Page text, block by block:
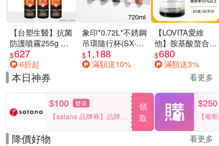
【台塑生醫】抗菌
防護噴霧255g 三
入組
$627
6折起
象印*0.72L*不銹鋼
吊環隨行杯(SX-
LA72H)
$1,188
滿額送10%
【LOVITA愛維
他】胺基酸螯合鋅
x2瓶30mg素食錠
(鋅錠)
$680
滿額送3%
本日神券 看更多
$100 雙享
【satana 品牌券】品牌週
一件折$100
領
取
$250
【葡
品滿
降價好物 看更多